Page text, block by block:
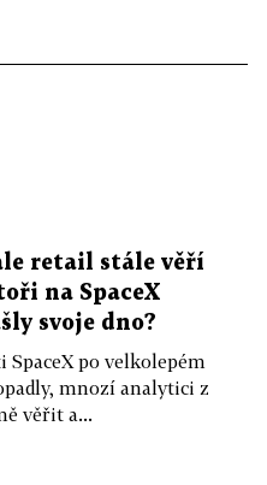
retail stále věří
na SpaceX
svoje dno?
SpaceX po velkolepém
mnozí analytici z
věřit a...